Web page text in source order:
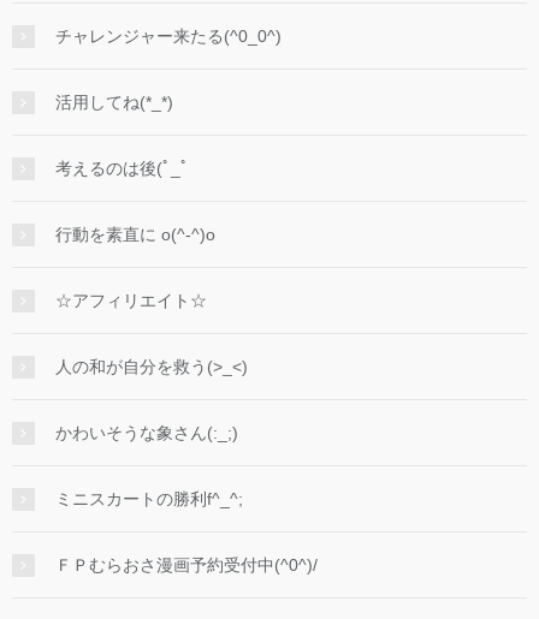
チャレンジャー来たる(^0_0^)
活用してね(*_*)
考えるのは後(ﾟ_ﾟ
行動を素直に o(^-^)o
☆アフィリエイト☆
人の和が自分を救う(>_<)
かわいそうな象さん(:_;)
ミニスカートの勝利f^_^;
ＦＰむらおさ漫画予約受付中(^0^)/